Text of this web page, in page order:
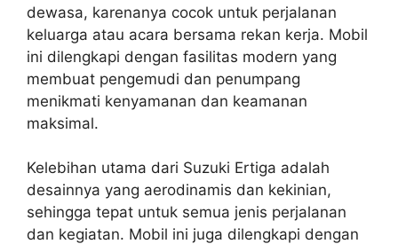
dewasa, karenanya cocok untuk perjalanan
keluarga atau acara bersama rekan kerja. Mobil
ini dilengkapi dengan fasilitas modern yang
membuat pengemudi dan penumpang
menikmati kenyamanan dan keamanan
maksimal.
Kelebihan utama dari Suzuki Ertiga adalah
desainnya yang aerodinamis dan kekinian,
sehingga tepat untuk semua jenis perjalanan
dan kegiatan. Mobil ini juga dilengkapi dengan